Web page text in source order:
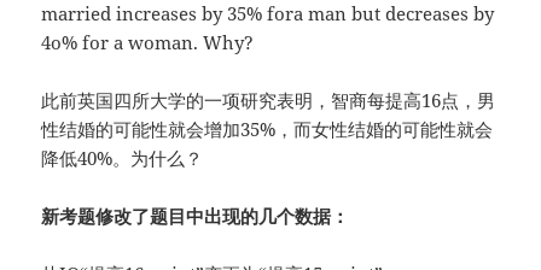
married increases by 35% fora man but decreases by
4o% for a woman. Why?
此前英国四所大学的一项研究表明，智商每提高16点，男
性结婚的可能性就会增加35%，而女性结婚的可能性就会
降低40%。为什么？
新考题修改了题目中出现的几个数据：